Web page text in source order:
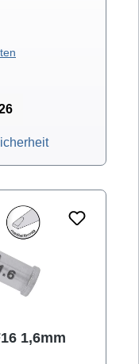
1,6mm